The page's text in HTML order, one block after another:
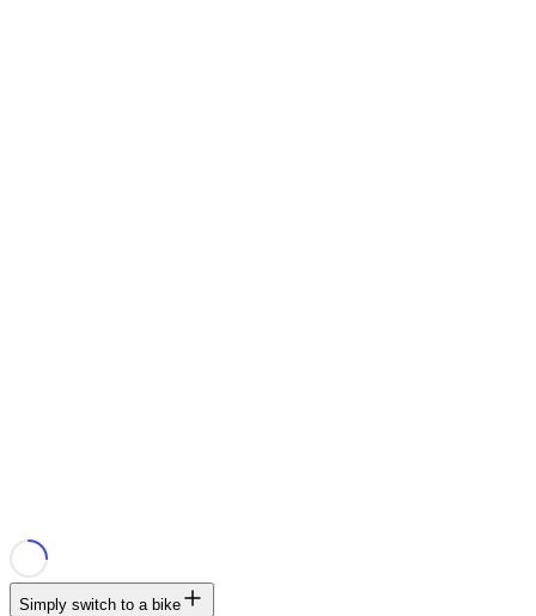
Simply switch to a bike